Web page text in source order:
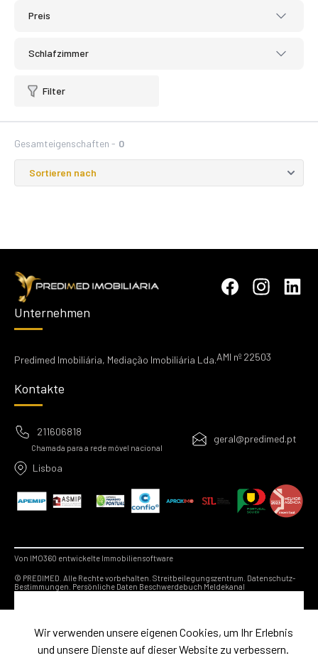
Preis
Schlafzimmer
Filter
Gesamteigenschaften - 0
Unternehmen
Predimed Imobiliária, Mediação Imobiliária Lda.AMI nº 22503
Kontakte
211606818
Chamada para a rede móvel nacional
geral@predimed.pt
Lisboa
Von IMO360 entwickelte Immobiliensoftware
© PREDIMED. Alle Rechte vorbehalten. Streitbeilegungszentrum. Datenschutz-
Bestimmungen. Persönliche Daten Beschwerdebuch Meldekanal
Wir verwenden unsere eigenen Cookies, um Ihr Erlebnis
und unsere Dienste auf dieser Website zu verbessern.